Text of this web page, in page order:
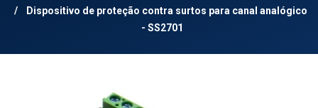
Dispositivo de proteção contra surtos para canal analógico
- SS2701